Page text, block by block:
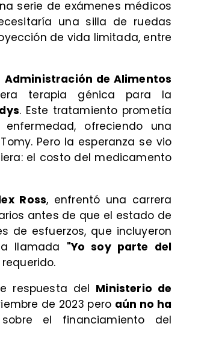
serie de exámenes médicos
una silla de ruedas
de vida limitada, entre
Administración de Alimentos
terapia génica para la
. Este tratamiento prometía
ofreciendo una
Pero la esperanza se vio
el costo del medicamento
Ross, enfrentó una carrera
antes de que el estado de
de esfuerzos, que incluyeron
llamada "Yo soy parte del
respuesta del Ministerio de
de 2023 pero aún no ha
el financiamiento del